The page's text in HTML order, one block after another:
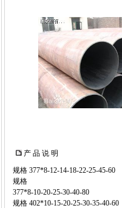
产 品 说 明
规格 377*8-12-14-18-22-25-45-60
规格
377*8-10-20-25-30-40-80
规格 402*10-15-20-25-30-35-40-60